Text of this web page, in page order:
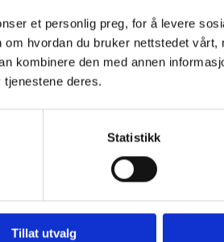
et personlig preg, for å levere
hvordan du bruker nettstedet vårt,
kombinere den med annen
deres.
Statistikk
Tillat utvalg